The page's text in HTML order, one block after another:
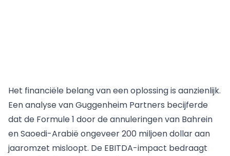
Het financiële belang van een oplossing is aanzienlijk.
Een analyse van Guggenheim Partners becijferde
dat de Formule 1 door de annuleringen van Bahrein
en Saoedi-Arabië ongeveer 200 miljoen dollar aan
jaaromzet misloopt. De EBITDA-impact bedraagt